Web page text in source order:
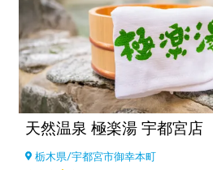
天然温泉 極楽湯 宇都宮店
栃木県/宇都宮市御幸本町